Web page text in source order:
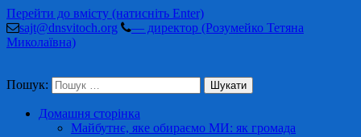
Перейти до вмісту (натисніть Enter)
sajt@dnsvitoch.org
— директор (Розумейко Тетяна
Миколаївна)
Пошук:
Домашня сторінка
Майбутнє, яке обираємо МИ: як громада